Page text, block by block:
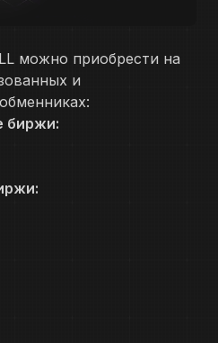
можно приобрести на
и
биржи: